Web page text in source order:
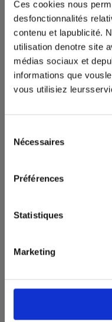
Ces cookies nous
desfonctionnalités
contenu et lapublicité.
utilisation denotre site
médias sociaux et
informations que
vous utilisiez
Nécessaires
Préférences
Statistiques
Marketing
Agnès Maqua,
codes of conduct and